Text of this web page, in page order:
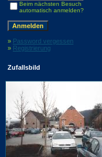
Beim nächsten Besuch
automatisch anmelden?
» Password vergessen
» Registrierung
Zufallsbild